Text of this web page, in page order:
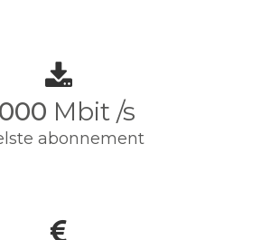
Mbit /s
abonnement